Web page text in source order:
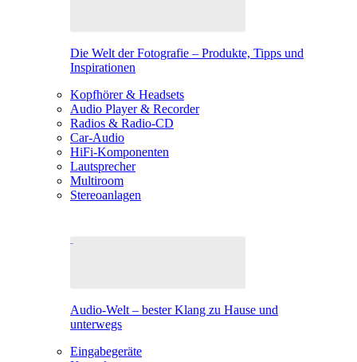
Die Welt der Fotografie – Produkte, Tipps und
Inspirationen
Kopfhörer & Headsets
Audio Player & Recorder
Radios & Radio-CD
Car-Audio
HiFi-Komponenten
Lautsprecher
Multiroom
Stereoanlagen
Audio-Welt – bester Klang zu Hause und
unterwegs
Eingabegeräte